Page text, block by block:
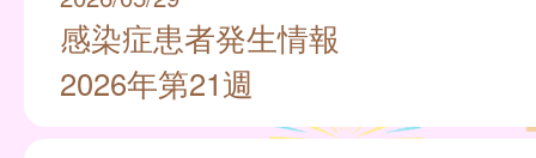
感染症患者発生情報
2026年第21週